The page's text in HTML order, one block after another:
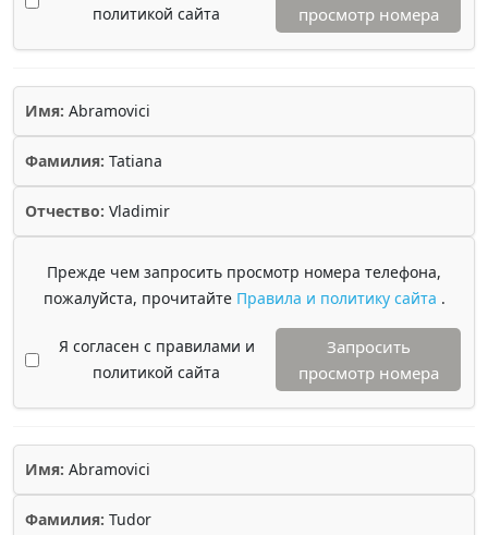
политикой сайта
просмотр номера
Имя: Abramovici
Фамилия: Tatiana
Отчество: Vladimir
Прежде чем запросить просмотр номера телефона,
пожалуйста, прочитайте Правила и политику сайта .
Я согласен с правилами и
политикой сайта
Запросить
просмотр номера
Имя: Abramovici
Фамилия: Tudor